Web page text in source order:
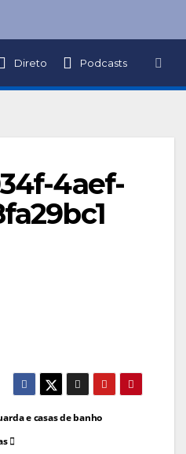
Direto Podcasts
4aef-
e casas de banho